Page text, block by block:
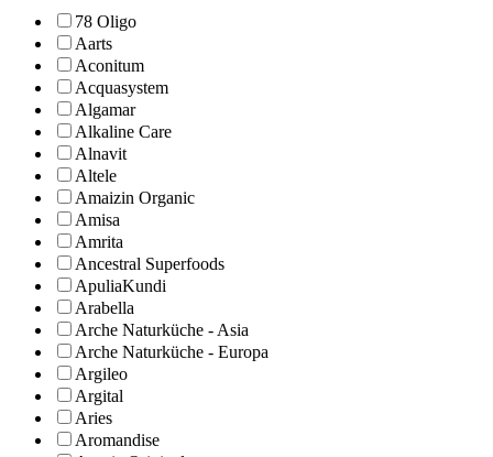
78 Oligo
Aarts
Aconitum
Acquasystem
Algamar
Alkaline Care
Alnavit
Altele
Amaizin Organic
Amisa
Amrita
Ancestral Superfoods
ApuliaKundi
Arabella
Arche Naturküche - Asia
Arche Naturküche - Europa
Argileo
Argital
Aries
Aromandise